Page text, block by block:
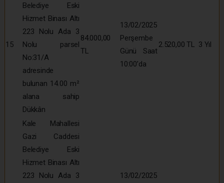
15
Belediye Eski
Hizmet Binası Altı
223 Nolu Ada 3
Nolu parsel
No:31/A
adresinde
bulunan 14.00 m²
alana sahip
Dükkân
84.000,00
TL
13/02/2025
Perşembe
Günü Saat
10:00’da
2.520,00 TL 3 Yıl
Kale Mahallesi
Gazi Caddesi
Belediye Eski
Hizmet Binası Altı
223 Nolu Ada 3
13/02/2025